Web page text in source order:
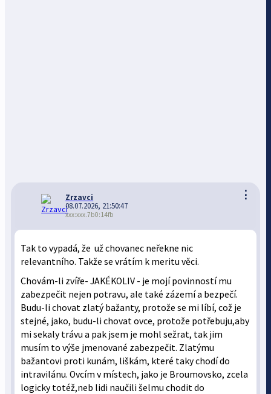
⋮
Zrzavci
08.07.2026, 21:50:47
xxx:xxx.7b0:14fb
Tak to vypadá, že už chovanec neřekne nic
relevantního. Takže se vrátím k meritu věci.
Chovám-li zvíře- JAKÉKOLIV - je mojí povinností mu
zabezpečit nejen potravu, ale také zázemí a bezpečí.
Budu-li chovat zlatý bažanty, protože se mi líbí, což je
stejné, jako, budu-li chovat ovce, protože potřebuju,aby
mi sekaly trávu a pak jsem je mohl sežrat, tak jim
musím to výše jmenované zabezpečit. Zlatýmu
bažantovi proti kunám, liškám, které taky chodí do
intravilánu. Ovcím v místech, jako je Broumovsko, zcela
logicky totéž,neb lidi naučili šelmu chodit do